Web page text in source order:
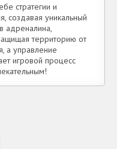
стратегии и
создавая уникальный
адреналина,
территорию от
а управление
игровой процесс